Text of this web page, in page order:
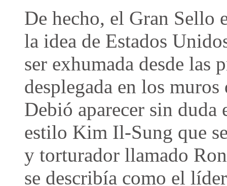
De hecho, el Gran Sello
la idea de Estados
ser exhumada desde las
desplegada en los
Debió aparecer sin
estilo Kim Il-Sung que
y torturador llamado
se describía como el